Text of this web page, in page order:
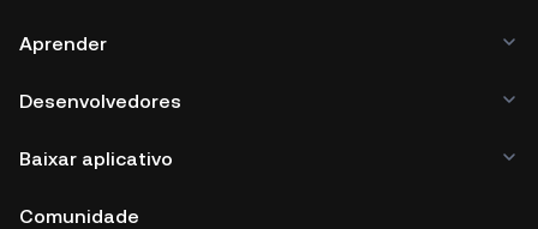
Aprender
Desenvolvedores
Baixar aplicativo
Comunidade